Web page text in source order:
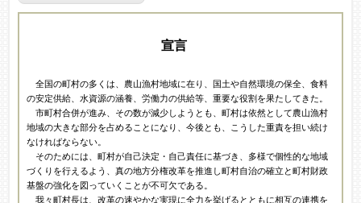
宣言
全国の町村の多くは、農山漁村地域に在り、国土や自然環境の保全、食料
の安定供給、水資源の涵養、労働力の供給等、重要な役割を果たしてきた。
市町村合併が進み、その数が減少しようとも、町村は依然として農山漁村
地域の大きな部分を占めることになり、今後とも、こうした重責を担い続け
なければならない。
そのためには、町村が自己決定・自己責任に基づき、多様で個性的な地域
づくりを行えるよう、真の地方分権改革を推進し町村自治の確立と町村財政
基盤の強化を図っていくことが不可欠である。
我々町村長は、改革の速やかな実現に全力を挙げるとともに相互の連携を